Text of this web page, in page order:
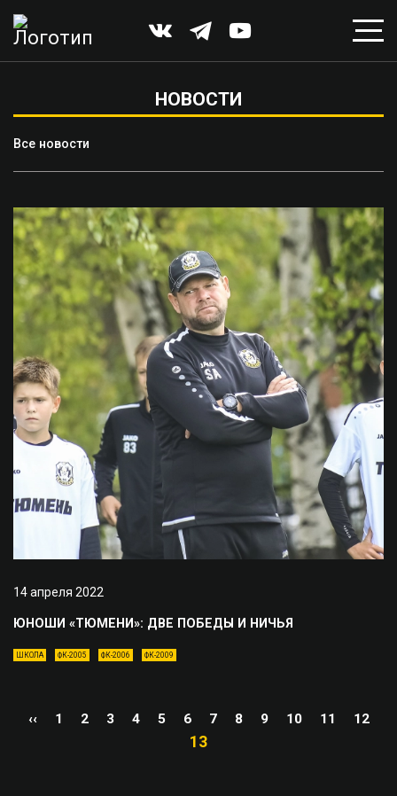
НОВОСТИ
Все новости
14 апреля 2022
ЮНОШИ «ТЮМЕНИ»: ДВЕ ПОБЕДЫ И НИЧЬЯ
ШКОЛА ФК-2005 ФК-2006 ФК-2009
‹‹ 1 2 3 4 5 6 7 8 9 10 11 12
13